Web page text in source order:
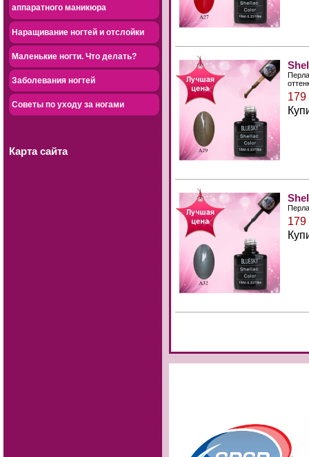
аппаратного маникюра
Наращивание ногтей и отслойки
Маленькие ногти. Что делать?
Заболевания ногтей
Советы по уходу за ногами
Карта сайта
179
179